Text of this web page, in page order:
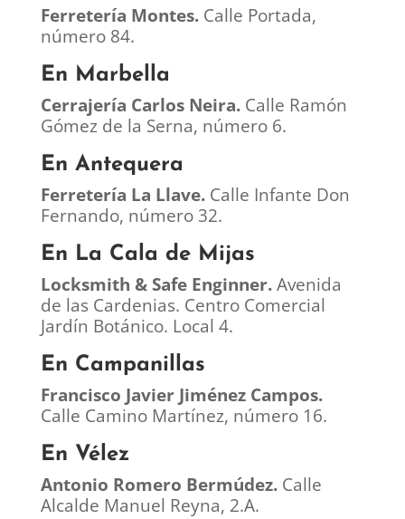
Ferretería Montes.Calle Portada,
número 84.
En Marbella
Cerrajería Carlos Neira.Calle Ramón
Gómez de la Serna, número 6.
En Antequera
Ferretería La Llave.Calle Infante Don
Fernando, número 32.
En La Cala de Mijas
Locksmith & Safe Enginner.Avenida
de las Cardenias. Centro Comercial
Jardín Botánico. Local 4.
En Campanillas
Francisco Javier Jiménez Campos.
Calle Camino Martínez, número 16.
En Vélez
Antonio Romero Bermúdez. Calle
Alcalde Manuel Reyna, 2.A.